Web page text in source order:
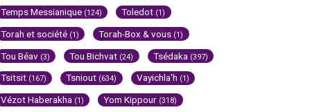
Temps Messianique (124) Toledot (1)
Torah et société (1) Torah-Box & vous (1)
Tou Béav (3) Tou Bichvat (24) Tsédaka (397)
Tsitsit (167) Tsniout (634) Vayichla'h (1)
Vézot Haberakha (1) Yom Kippour (318)